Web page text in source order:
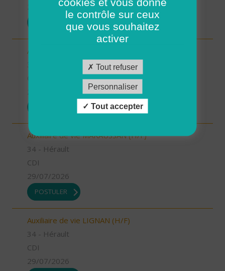
29/07/2026
Aide à domicile MARAUSSAN (H/F)
Auxiliaire de vie MARAUSSAN (H/F)
34 - Hérault
CDI
29/07/2026
POSTULER
Auxiliaire de vie LIGNAN (H/F)
34 - Hérault
CDI
29/07/2026
le contrôle sur ceux
que vous souhaitez
activer
Tout refuser
Personnaliser
Tout accepter